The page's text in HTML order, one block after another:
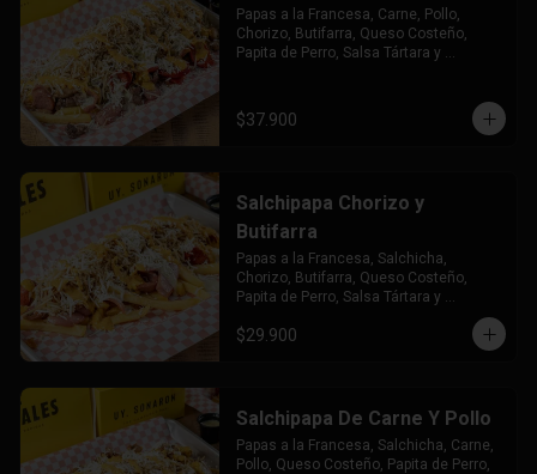
Papas a la Francesa, Carne, Pollo,
Chorizo, Butifarra, Queso Costeño,
Papita de Perro, Salsa Tártara y
$37.900
Salchipapa Chorizo y
Butifarra
Papas a la Francesa, Salchicha,
Chorizo, Butifarra, Queso Costeño,
Papita de Perro, Salsa Tártara y
$29.900
Salchipapa De Carne Y Pollo
Papas a la Francesa, Salchicha, Carne,
Pollo, Queso Costeño, Papita de Perro,